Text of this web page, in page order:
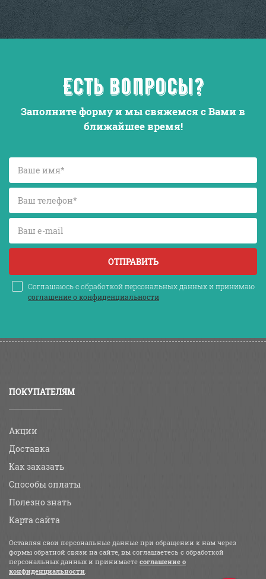
Есть вопросы?
Заполните форму и мы свяжемся с Вами в
ближайшее время!
ОТПРАВИТЬ
Соглашаюсь с обработкой персональных данных и принимаю
соглашение о конфиденциальности
ПОКУПАТЕЛЯМ
Акции
Доставка
Как заказать
Способы оплаты
Полезно знать
Карта сайта
Оставляя свои персональные данные при обращении к нам через
формы обратной связи на сайте, вы соглашаетесь с обработкой
персональных данных и принимаете соглашение о
конфиденциальности